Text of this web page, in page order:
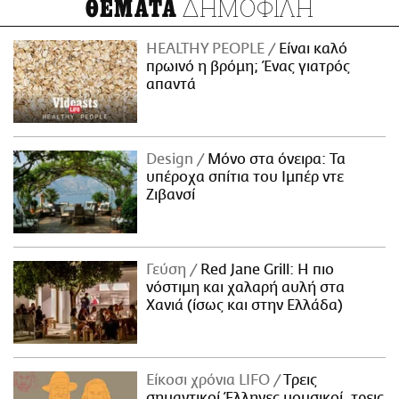
ΘΕΜΑΤΑ ΔΗΜΟΦΙΛΗ
HEALTHY PEOPLE
Είναι καλό
πρωινό η βρόμη; Ένας γιατρός
απαντά
Design
Μόνο στα όνειρα: Τα
υπέροχα σπίτια του Ιμπέρ ντε
Ζιβανσί
Γεύση
Red Jane Grill: Η πιο
νόστιμη και χαλαρή αυλή στα
Χανιά (ίσως και στην Ελλάδα)
Είκοσι χρόνια LIFO
Tρεις